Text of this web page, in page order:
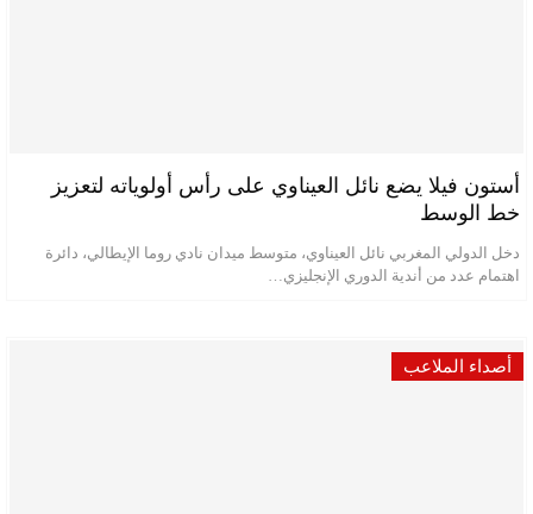
أستون فيلا يضع نائل العيناوي على رأس أولوياته لتعزيز
خط الوسط
دخل الدولي المغربي نائل العيناوي، متوسط ميدان نادي روما الإيطالي، دائرة
اهتمام عدد من أندية الدوري الإنجليزي…
أصداء الملاعب